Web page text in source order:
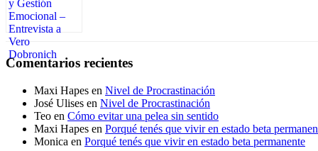
Comentarios recientes
Maxi Hapes en Nivel de Procrastinación
José Ulises en Nivel de Procrastinación
Teo en Cómo evitar una pelea sin sentido
Maxi Hapes en Porqué tenés que vivir en estado beta
Monica en Porqué tenés que vivir en estado beta permanente